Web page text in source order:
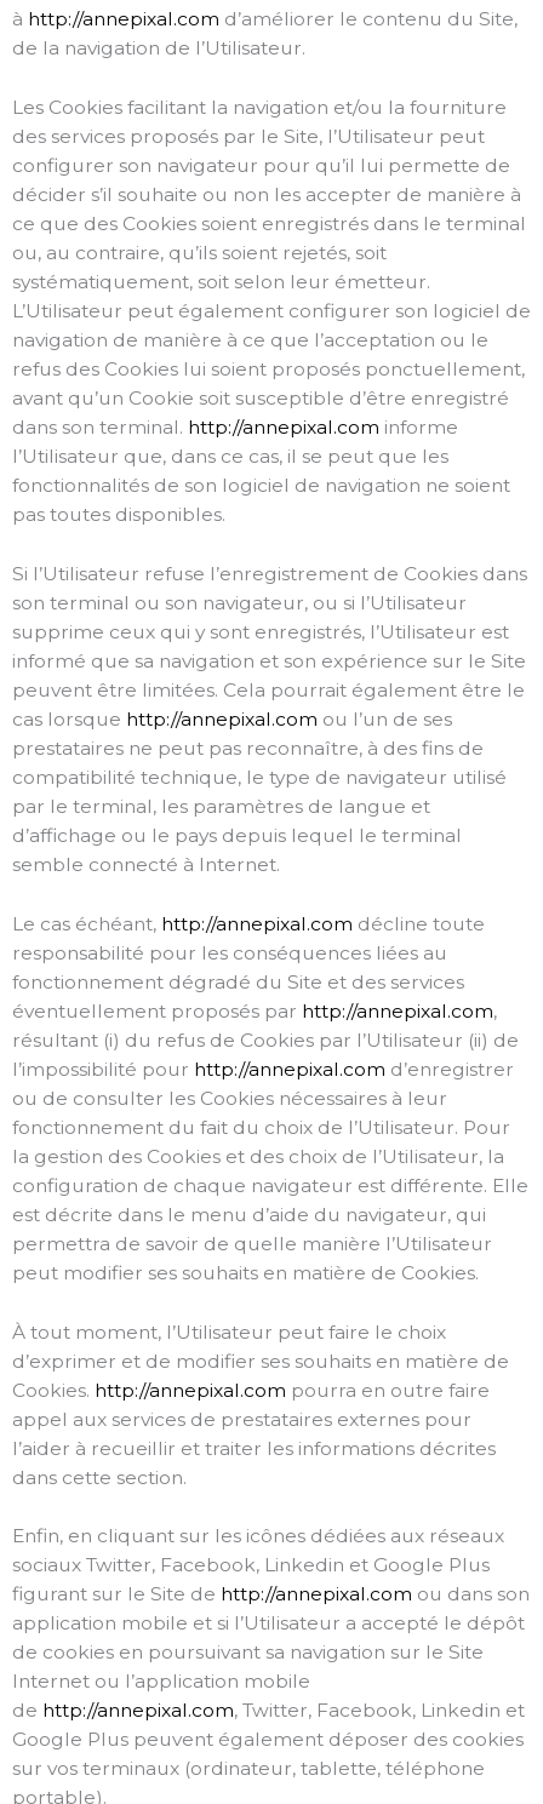
à http://annepixal.com d’améliorer le contenu du Site,
de la navigation de l’Utilisateur.
Les Cookies facilitant la navigation et/ou la fourniture
des services proposés par le Site, l’Utilisateur peut
configurer son navigateur pour qu’il lui permette de
décider s’il souhaite ou non les accepter de manière à
ce que des Cookies soient enregistrés dans le terminal
ou, au contraire, qu’ils soient rejetés, soit
systématiquement, soit selon leur émetteur.
L’Utilisateur peut également configurer son logiciel de
navigation de manière à ce que l’acceptation ou le
refus des Cookies lui soient proposés ponctuellement,
avant qu’un Cookie soit susceptible d’être enregistré
dans son terminal. http://annepixal.com informe
l’Utilisateur que, dans ce cas, il se peut que les
fonctionnalités de son logiciel de navigation ne soient
pas toutes disponibles.
Si l’Utilisateur refuse l’enregistrement de Cookies dans
son terminal ou son navigateur, ou si l’Utilisateur
supprime ceux qui y sont enregistrés, l’Utilisateur est
informé que sa navigation et son expérience sur le Site
peuvent être limitées. Cela pourrait également être le
cas lorsque http://annepixal.com ou l’un de ses
prestataires ne peut pas reconnaître, à des fins de
compatibilité technique, le type de navigateur utilisé
par le terminal, les paramètres de langue et
d’affichage ou le pays depuis lequel le terminal
semble connecté à Internet.
Le cas échéant, http://annepixal.com décline toute
responsabilité pour les conséquences liées au
fonctionnement dégradé du Site et des services
éventuellement proposés par http://annepixal.com,
résultant (i) du refus de Cookies par l’Utilisateur (ii) de
l’impossibilité pour http://annepixal.com d’enregistrer
ou de consulter les Cookies nécessaires à leur
fonctionnement du fait du choix de l’Utilisateur. Pour
la gestion des Cookies et des choix de l’Utilisateur, la
configuration de chaque navigateur est différente. Elle
est décrite dans le menu d’aide du navigateur, qui
permettra de savoir de quelle manière l’Utilisateur
peut modifier ses souhaits en matière de Cookies.
À tout moment, l’Utilisateur peut faire le choix
d’exprimer et de modifier ses souhaits en matière de
Cookies. http://annepixal.com pourra en outre faire
appel aux services de prestataires externes pour
l’aider à recueillir et traiter les informations décrites
dans cette section.
Enfin, en cliquant sur les icônes dédiées aux réseaux
sociaux Twitter, Facebook, Linkedin et Google Plus
figurant sur le Site de http://annepixal.com ou dans son
application mobile et si l’Utilisateur a accepté le dépôt
de cookies en poursuivant sa navigation sur le Site
Internet ou l’application mobile
de http://annepixal.com, Twitter, Facebook, Linkedin et
Google Plus peuvent également déposer des cookies
sur vos terminaux (ordinateur, tablette, téléphone
portable).